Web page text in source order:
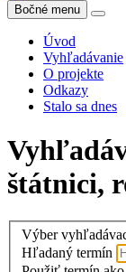
Bočné menu
Úvod
Vyhľadávanie
O projekte
Odkazy
Stalo sa dnes
štátnici,
Výber
Hľadaný termín